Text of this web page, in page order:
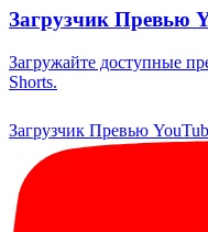
Загрузчик Превью
Загружайте доступные
Shorts.
Загрузчик Превью